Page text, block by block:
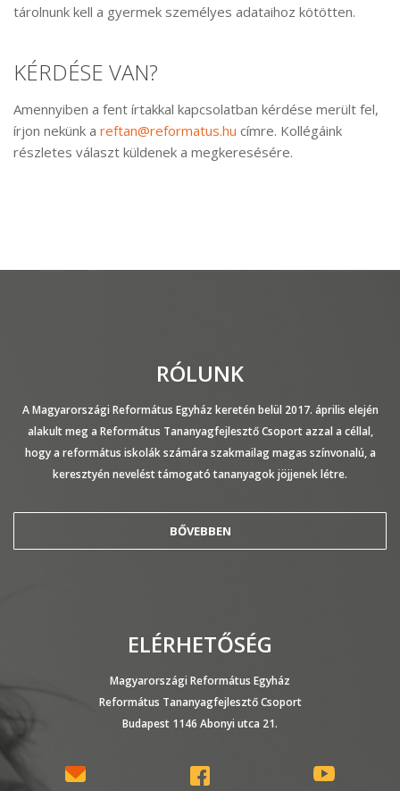
tárolnunk kell a gyermek személyes adataihoz kötötten.
KÉRDÉSE VAN?
Amennyiben a fent írtakkal kapcsolatban kérdése merült fel,
írjon nekünk a reftan@reformatus.hu címre. Kollégáink
részletes választ küldenek a megkeresésére.
RÓLUNK
A Magyarországi Református Egyház keretén belül 2017. április elején
alakult meg a Református Tananyagfejlesztő Csoport azzal a céllal,
hogy a református iskolák számára szakmailag magas színvonalú, a
keresztyén nevelést támogató tananyagok jöjjenek létre.
BŐVEBBEN
ELÉRHETŐSÉG
Magyarországi Református Egyház
Református Tananyagfejlesztő Csoport
Budapest 1146 Abonyi utca 21.